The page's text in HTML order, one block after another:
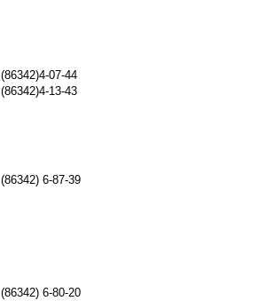
(86342)4-07-44
(86342)4-13-43
(86342) 6-87-39
(86342) 6-80-20